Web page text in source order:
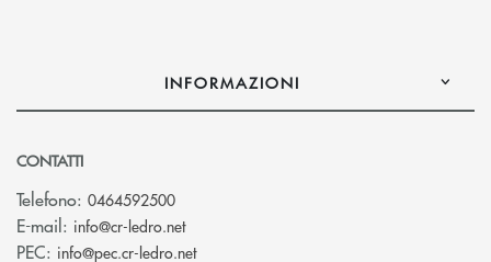
INFORMAZIONI
CONTATTI
Telefono: 0464592500
E-mail: info@cr-ledro.net(si apre l’app di posta elettronica)
PEC: info@pec.cr-ledro.net(si apre l’app di posta elettronica)